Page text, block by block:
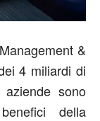
&
4 miliardi di
sono
della